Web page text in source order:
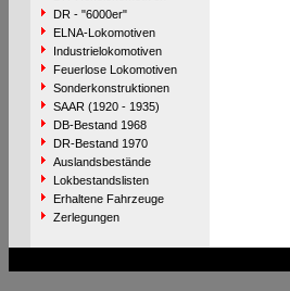
DR - "6000er"
ELNA-Lokomotiven
Industrielokomotiven
Feuerlose Lokomotiven
Sonderkonstruktionen
SAAR (1920 - 1935)
DB-Bestand 1968
DR-Bestand 1970
Auslandsbestände
Lokbestandslisten
Erhaltene Fahrzeuge
Zerlegungen